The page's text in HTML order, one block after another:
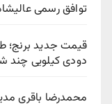
توافق رسمی
قیمت جدید برنج؛
دودی کیلویی چند